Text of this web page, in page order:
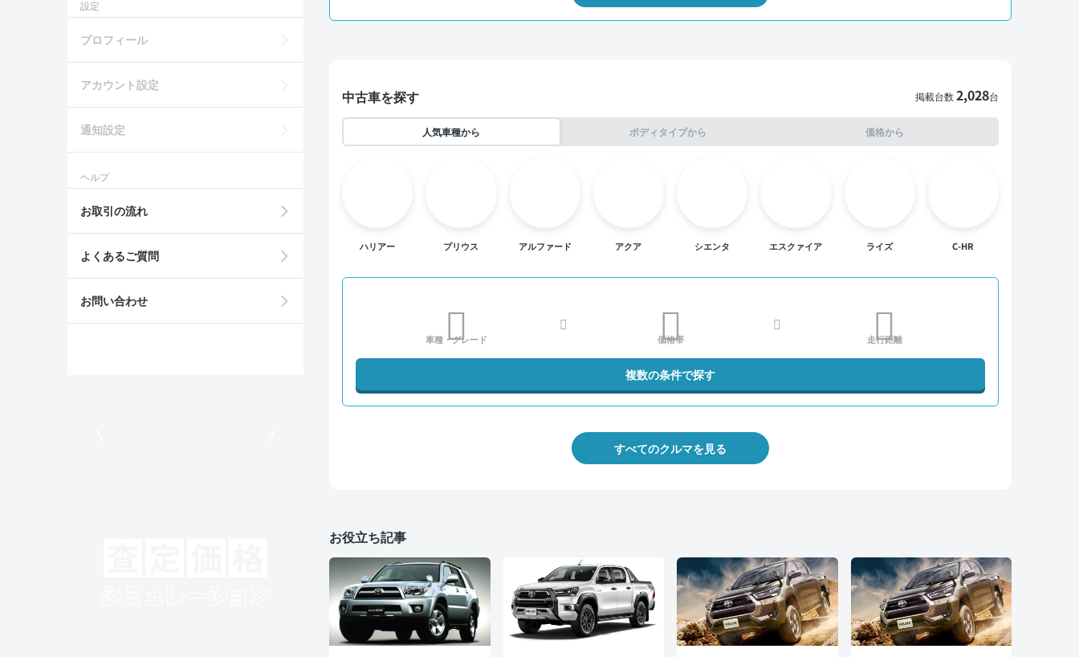
中古車を探す 掲載台数2,028台
人気車種から ボディタイプから 価格から
ハリアー プリウス アルファード アクア シエンタ エスクァイア ライズ C-HR
車種・グレード 価格帯 走行距離
複数の条件で探す
すべてのクルマを見る
お役立ち記事
設定
プロフィール
アカウント設定
通知設定
ヘルプ
お取引の流れ
よくあるご質問
お問い合わせ